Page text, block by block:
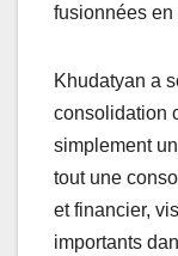
fusionnées en
Khudatyan a
consolidation
simplement
tout une
et financier,
importants